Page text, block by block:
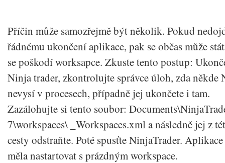
Příčin může samozřejmě být několik. Pokud
řádnému ukončení aplikace, pak se občas může
se poškodí worksapce. Zkuste tento postup:
Ninja trader, zkontrolujte správce úloh, zda někde
nevysí v procesech, případně jej ukončete i tam.
Zazálohujte si tento soubor:
7\workspaces\ _Workspaces.xml a následně jej z
cesty odstraňte. Poté spusťte NinjaTrader.
měla nastartovat s prázdným workspace.